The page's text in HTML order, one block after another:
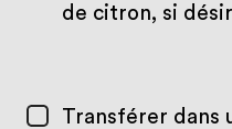
de citron, si
Transférer dans